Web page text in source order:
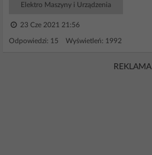
Elektro Maszyny i Urządzenia
23 Cze 2021 21:56
Odpowiedzi: 15 Wyświetleń: 1992
REKLAMA